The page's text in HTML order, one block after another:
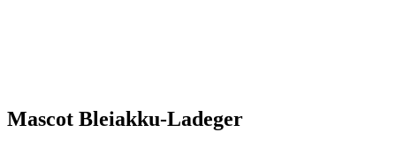
Mascot Bleiakku-Ladeger